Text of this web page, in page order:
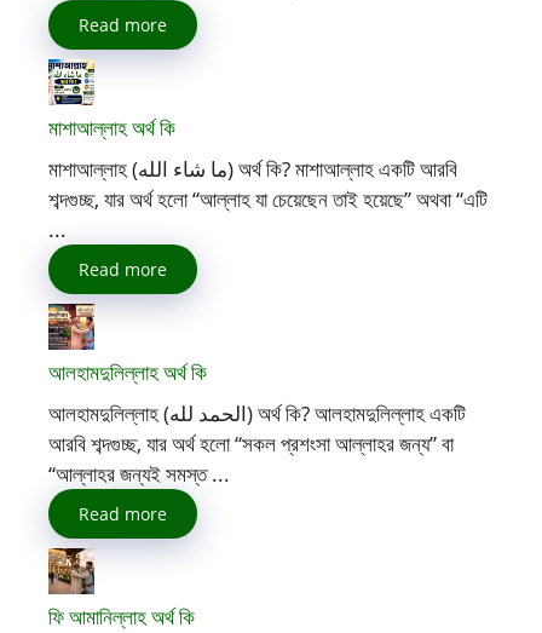
Read more
মাশাআল্লাহ অর্থ কি
মাশাআল্লাহ (ما شاء الله) অর্থ কি? মাশাআল্লাহ একটি আরবি
শব্দগুচ্ছ, যার অর্থ হলো “আল্লাহ যা চেয়েছেন তাই হয়েছে” অথবা “এটি
...
Read more
আলহামদুলিল্লাহ অর্থ কি
আলহামদুলিল্লাহ (الحمد لله) অর্থ কি? আলহামদুলিল্লাহ একটি
আরবি শব্দগুচ্ছ, যার অর্থ হলো “সকল প্রশংসা আল্লাহর জন্য” বা
“আল্লাহর জন্যই সমস্ত ...
Read more
ফি আমানিল্লাহ অর্থ কি